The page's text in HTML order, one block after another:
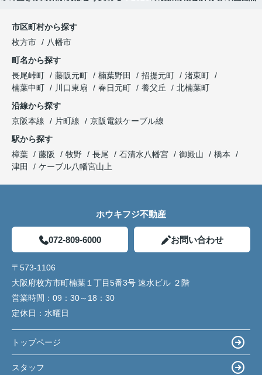
市区町村から探す
枚方市
八幡市
町名から探す
長尾峠町
藤阪元町 楠葉野田 招提元町
渚東町
楠葉中町
川口東扇 春日元町 養父丘
北楠葉町
沿線から探す
京阪本線
片町線
京阪電鉄ケーブル線
駅から探す
樟葉
藤阪 牧野 長尾 石清水八幡宮 御殿山
橋本
津田
ケーブル八幡宮山上
ホウキフジ不動産
072-809-6000 お問い合わせ
〒573-1106
大阪府枚方市町楠葉１丁目5番3号 速水ビル ２階
営業時間： 09：30～18：30
定休日： 水曜日
トップページ
スタッフ